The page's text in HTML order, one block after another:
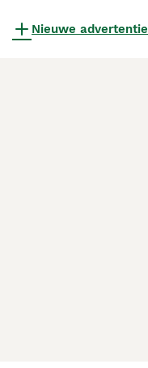
Nieuwe advertentie